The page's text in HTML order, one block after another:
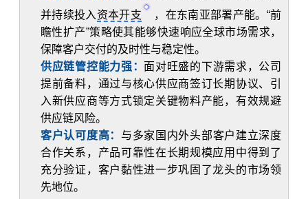
并持续投入 资本开支
，在东南亚部署产能。“前
瞻性扩产”策略使其能够快速响应全球市场需求，
保障客户交付的及时性与稳定性。
供应链管控能力强： 面对旺盛的下游需求，公司
提前备料，通过与核心供应商签订长期协议、引
入新供应商等方式锁定关键物料产能，有效规避
供应链风险。
客户认可度高： 与多家国内外头部客户建立深度
合作关系，产品可靠性在长期规模应用中得到了
充分验证，客户黏性进一步巩固了龙头的市场领
先地位。